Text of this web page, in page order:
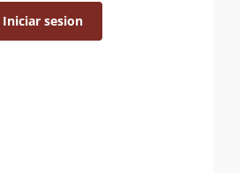
Iniciar sesion